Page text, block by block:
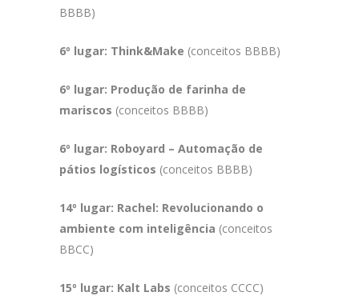
BBBB)
6º lugar: Think&Make (conceitos BBBB)
6º lugar: Produção de farinha de
mariscos (conceitos BBBB)
6º lugar: Roboyard – Automação de
pátios logísticos (conceitos BBBB)
14º lugar: Rachel: Revolucionando o
ambiente com inteligência (conceitos
BBCC)
15º lugar: Kalt Labs (conceitos CCCC)